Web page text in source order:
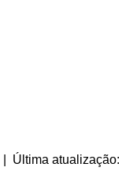
| Última atualização: